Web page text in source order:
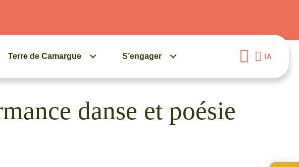
Terre de Camargue S’engager IA
danse et poésie